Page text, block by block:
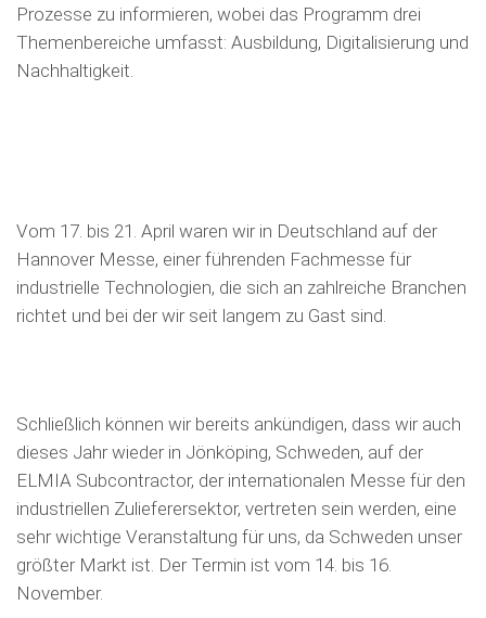
Prozesse zu informieren, wobei das Programm drei
Themenbereiche umfasst: Ausbildung, Digitalisierung und
Nachhaltigkeit.
Vom 17. bis 21. April waren wir in Deutschland auf der
Hannover Messe, einer führenden Fachmesse für
industrielle Technologien, die sich an zahlreiche Branchen
richtet und bei der wir seit langem zu Gast sind.
Schließlich können wir bereits ankündigen, dass wir auch
dieses Jahr wieder in Jönköping, Schweden, auf der
ELMIA Subcontractor, der internationalen Messe für den
industriellen Zulieferersektor, vertreten sein werden, eine
sehr wichtige Veranstaltung für uns, da Schweden unser
größter Markt ist. Der Termin ist vom 14. bis 16.
November.